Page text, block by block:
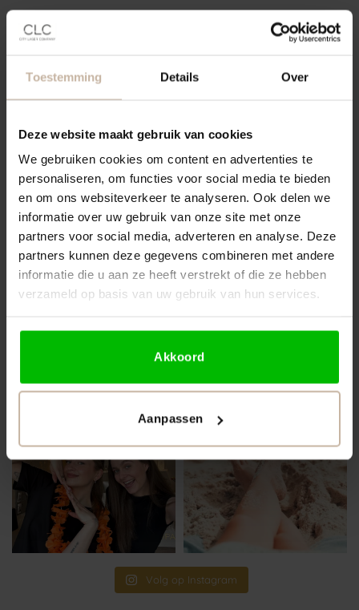
Toestemming Details Over
Deze website maakt gebruik van cookies
We gebruiken cookies om content en advertenties te
personaliseren, om functies voor social media te bieden
en om ons websiteverkeer te analyseren. Ook delen we
informatie over uw gebruik van onze site met onze
partners voor social media, adverteren en analyse. Deze
partners kunnen deze gegevens combineren met andere
informatie die u aan ze heeft verstrekt of die ze hebben
verzameld op basis van uw gebruik van hun services.
Akkoord
Aanpassen
Volg op Instagram